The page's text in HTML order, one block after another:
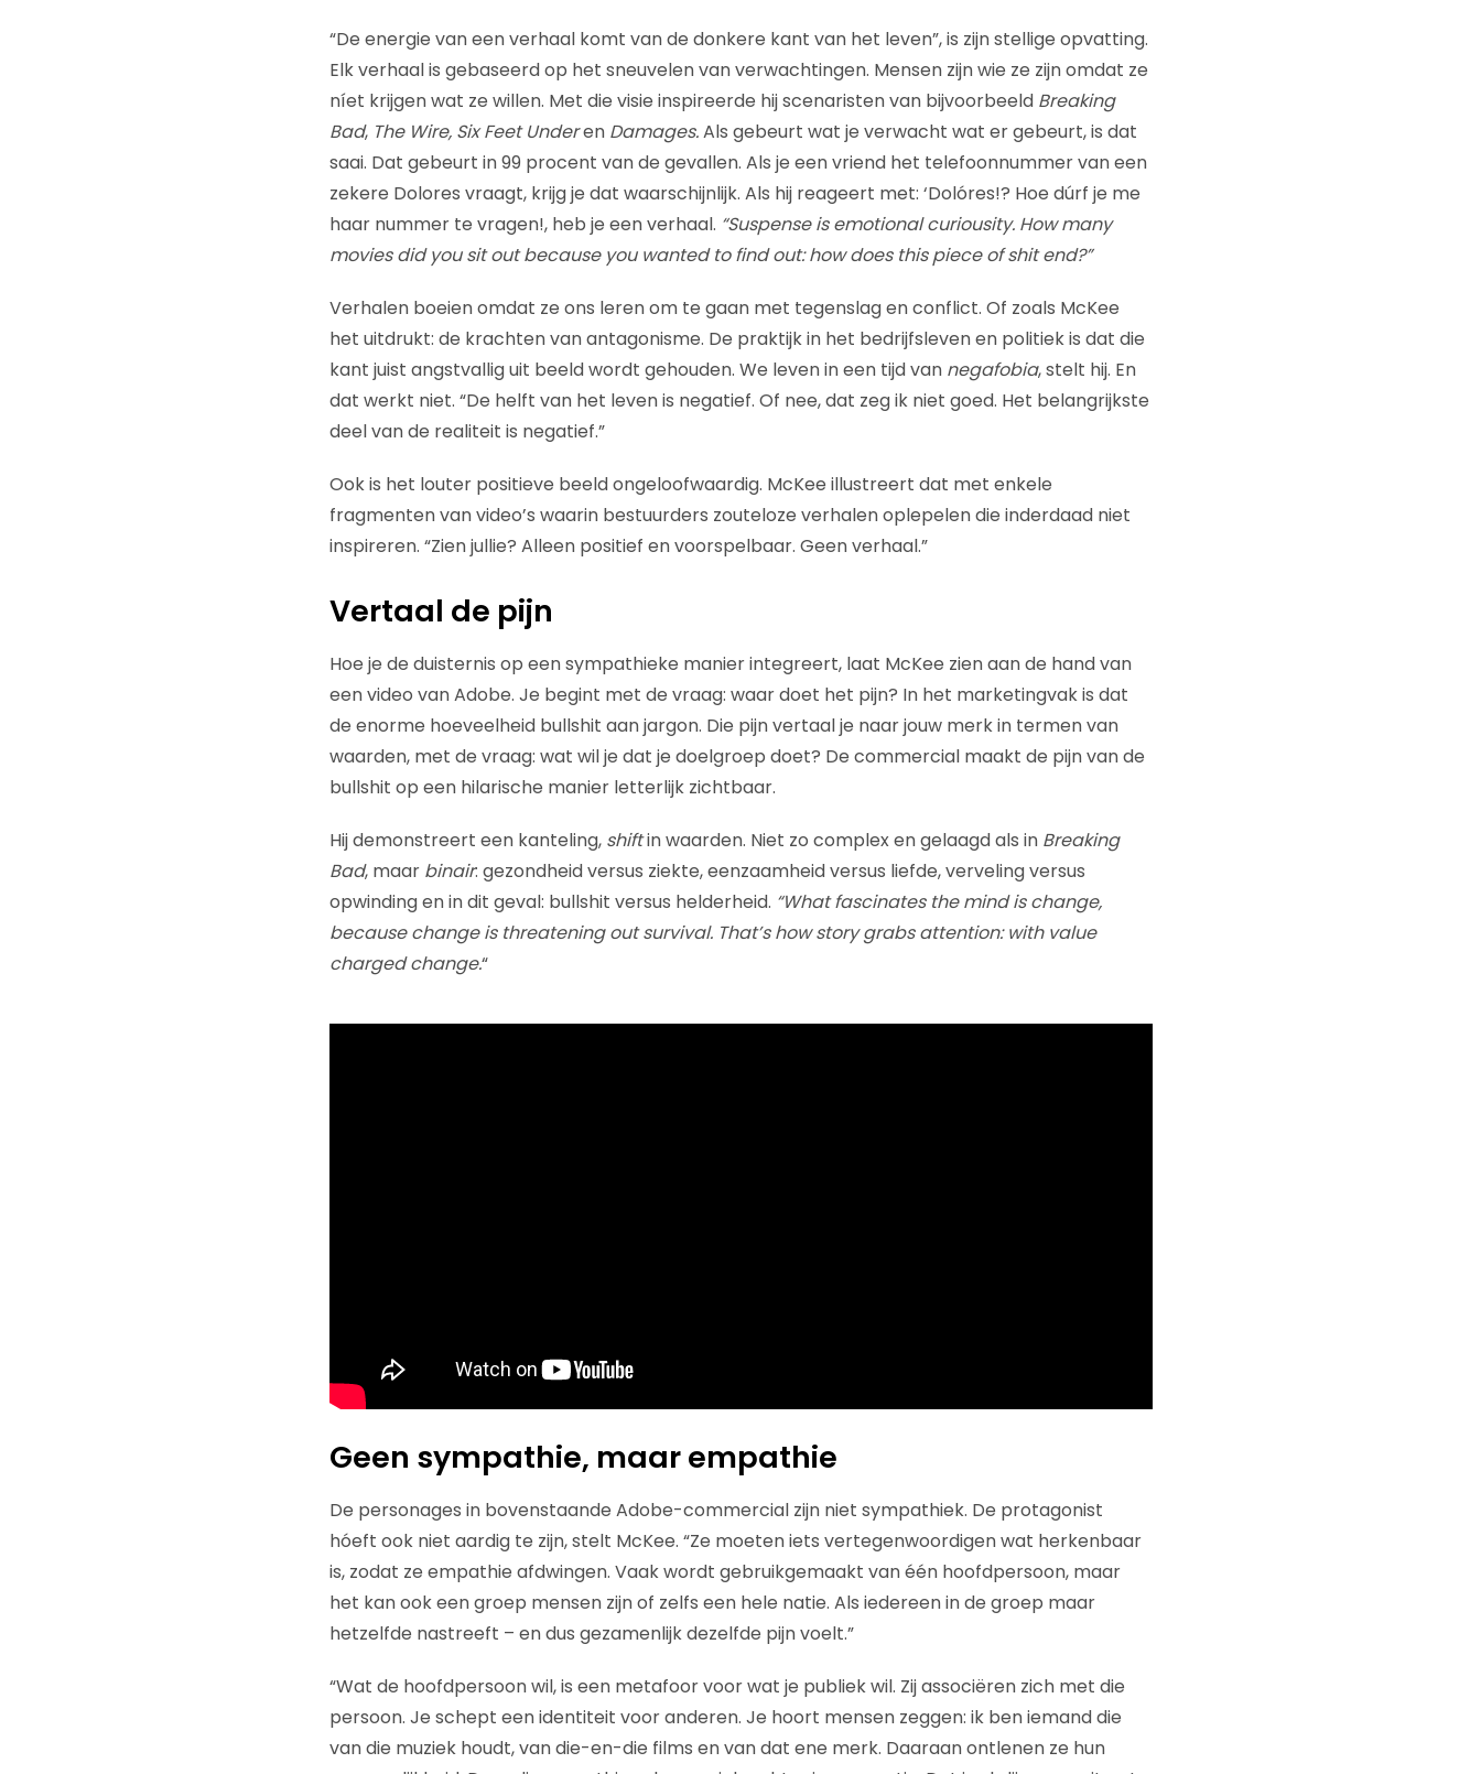
“De energie van een verhaal komt van de donkere kant van het leven”, is zijn stellige opvatting.
Elk verhaal is gebaseerd op het sneuvelen van verwachtingen. Mensen zijn wie ze zijn omdat ze
níet krijgen wat ze willen. Met die visie inspireerde hij scenaristen van bijvoorbeeld Breaking
Bad, The Wire, Six Feet UnderenDamages.Als gebeurt wat je verwacht wat er gebeurt, is dat
saai. Dat gebeurt in 99 procent van de gevallen. Als je een vriend het telefoonnummer van een
zekere Dolores vraagt, krijg je dat waarschijnlijk. Als hij reageert met: ‘Dolóres!? Hoe dúrf je me
haar nummer te vragen!, heb je een verhaal. “Suspense is emotional curiousity. How many
movies did you sit out because you wanted to find out: how does this piece of shit end?”
Verhalen boeien omdat ze ons leren om te gaan met tegenslag en conflict. Of zoals McKee
het uitdrukt: de krachten van antagonisme. De praktijk in het bedrijfsleven en politiek is dat die
kant juist angstvallig uit beeld wordt gehouden. We leven in een tijd van negafobia, stelt hij. En
dat werkt niet. “De helft van het leven is negatief. Of nee, dat zeg ik niet goed. Het belangrijkste
deel van de realiteit is negatief.”
Ook is het louter positieve beeld ongeloofwaardig. McKee illustreert dat met enkele
fragmenten van video’s waarin bestuurders zouteloze verhalen oplepelen die inderdaad niet
inspireren. “Zien jullie? Alleen positief en voorspelbaar. Geen verhaal.”
Vertaal de pijn
Hoe je de duisternis op een sympathieke manier integreert, laat McKee zien aan de hand van
een video van Adobe. Je begint met de vraag: waar doet het pijn? In het marketingvak is dat
de enorme hoeveelheid bullshit aan jargon. Die pijn vertaal je naar jouw merk in termen van
waarden, met de vraag: wat wil je dat je doelgroep doet? De commercial maakt de pijn van de
bullshit op een hilarische manier letterlijk zichtbaar.
Hij demonstreert een kanteling, shiftin waarden. Niet zo complex en gelaagd als in Breaking
Bad, maar binair: gezondheid versus ziekte, eenzaamheid versus liefde, verveling versus
opwinding en in dit geval: bullshit versus helderheid. “What fascinates the mind is change,
because change is threatening out survival. That’s how story grabs attention: with value
charged change.“
Geen sympathie, maar empathie
De personages in bovenstaande Adobe-commercial zijn niet sympathiek. De protagonist
hóeft ook niet aardig te zijn, stelt McKee. “Ze moeten iets vertegenwoordigen wat herkenbaar
is, zodat ze empathie afdwingen. Vaak wordt gebruikgemaakt van één hoofdpersoon, maar
het kan ook een groep mensen zijn of zelfs een hele natie. Als iedereen in de groep maar
hetzelfde nastreeft – en dus gezamenlijk dezelfde pijn voelt.”
“Wat de hoofdpersoon wil, is een metafoor voor wat je publiek wil. Zij associëren zich met die
persoon. Je schept een identiteit voor anderen. Je hoort mensen zeggen: ik ben iemand die
van die muziek houdt, van die-en-die films en van dat ene merk. Daaraan ontlenen ze hun